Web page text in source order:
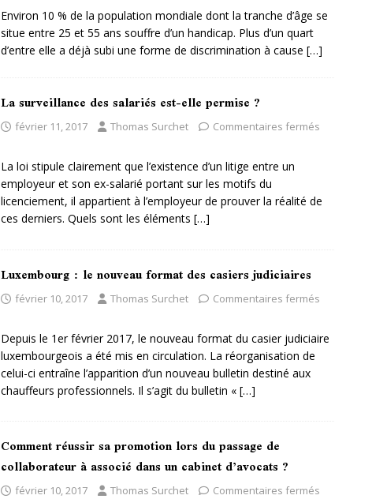
Environ 10 % de la population mondiale dont la tranche d’âge se
situe entre 25 et 55 ans souffre d’un handicap. Plus d’un quart
d’entre elle a déjà subi une forme de discrimination à cause […]
La surveillance des salariés est-elle permise ?
février 11, 2017 Thomas Surchet Commentaires fermés
La loi stipule clairement que l’existence d’un litige entre un
employeur et son ex-salarié portant sur les motifs du
licenciement, il appartient à l’employeur de prouver la réalité de
ces derniers. Quels sont les éléments […]
Luxembourg : le nouveau format des casiers judiciaires
février 10, 2017 Thomas Surchet Commentaires fermés
Depuis le 1er février 2017, le nouveau format du casier judiciaire
luxembourgeois a été mis en circulation. La réorganisation de
celui-ci entraîne l’apparition d’un nouveau bulletin destiné aux
chauffeurs professionnels. Il s’agit du bulletin « […]
Comment réussir sa promotion lors du passage de
collaborateur à associé dans un cabinet d’avocats ?
février 10, 2017 Thomas Surchet Commentaires fermés